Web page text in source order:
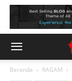
Beranda RAGAM